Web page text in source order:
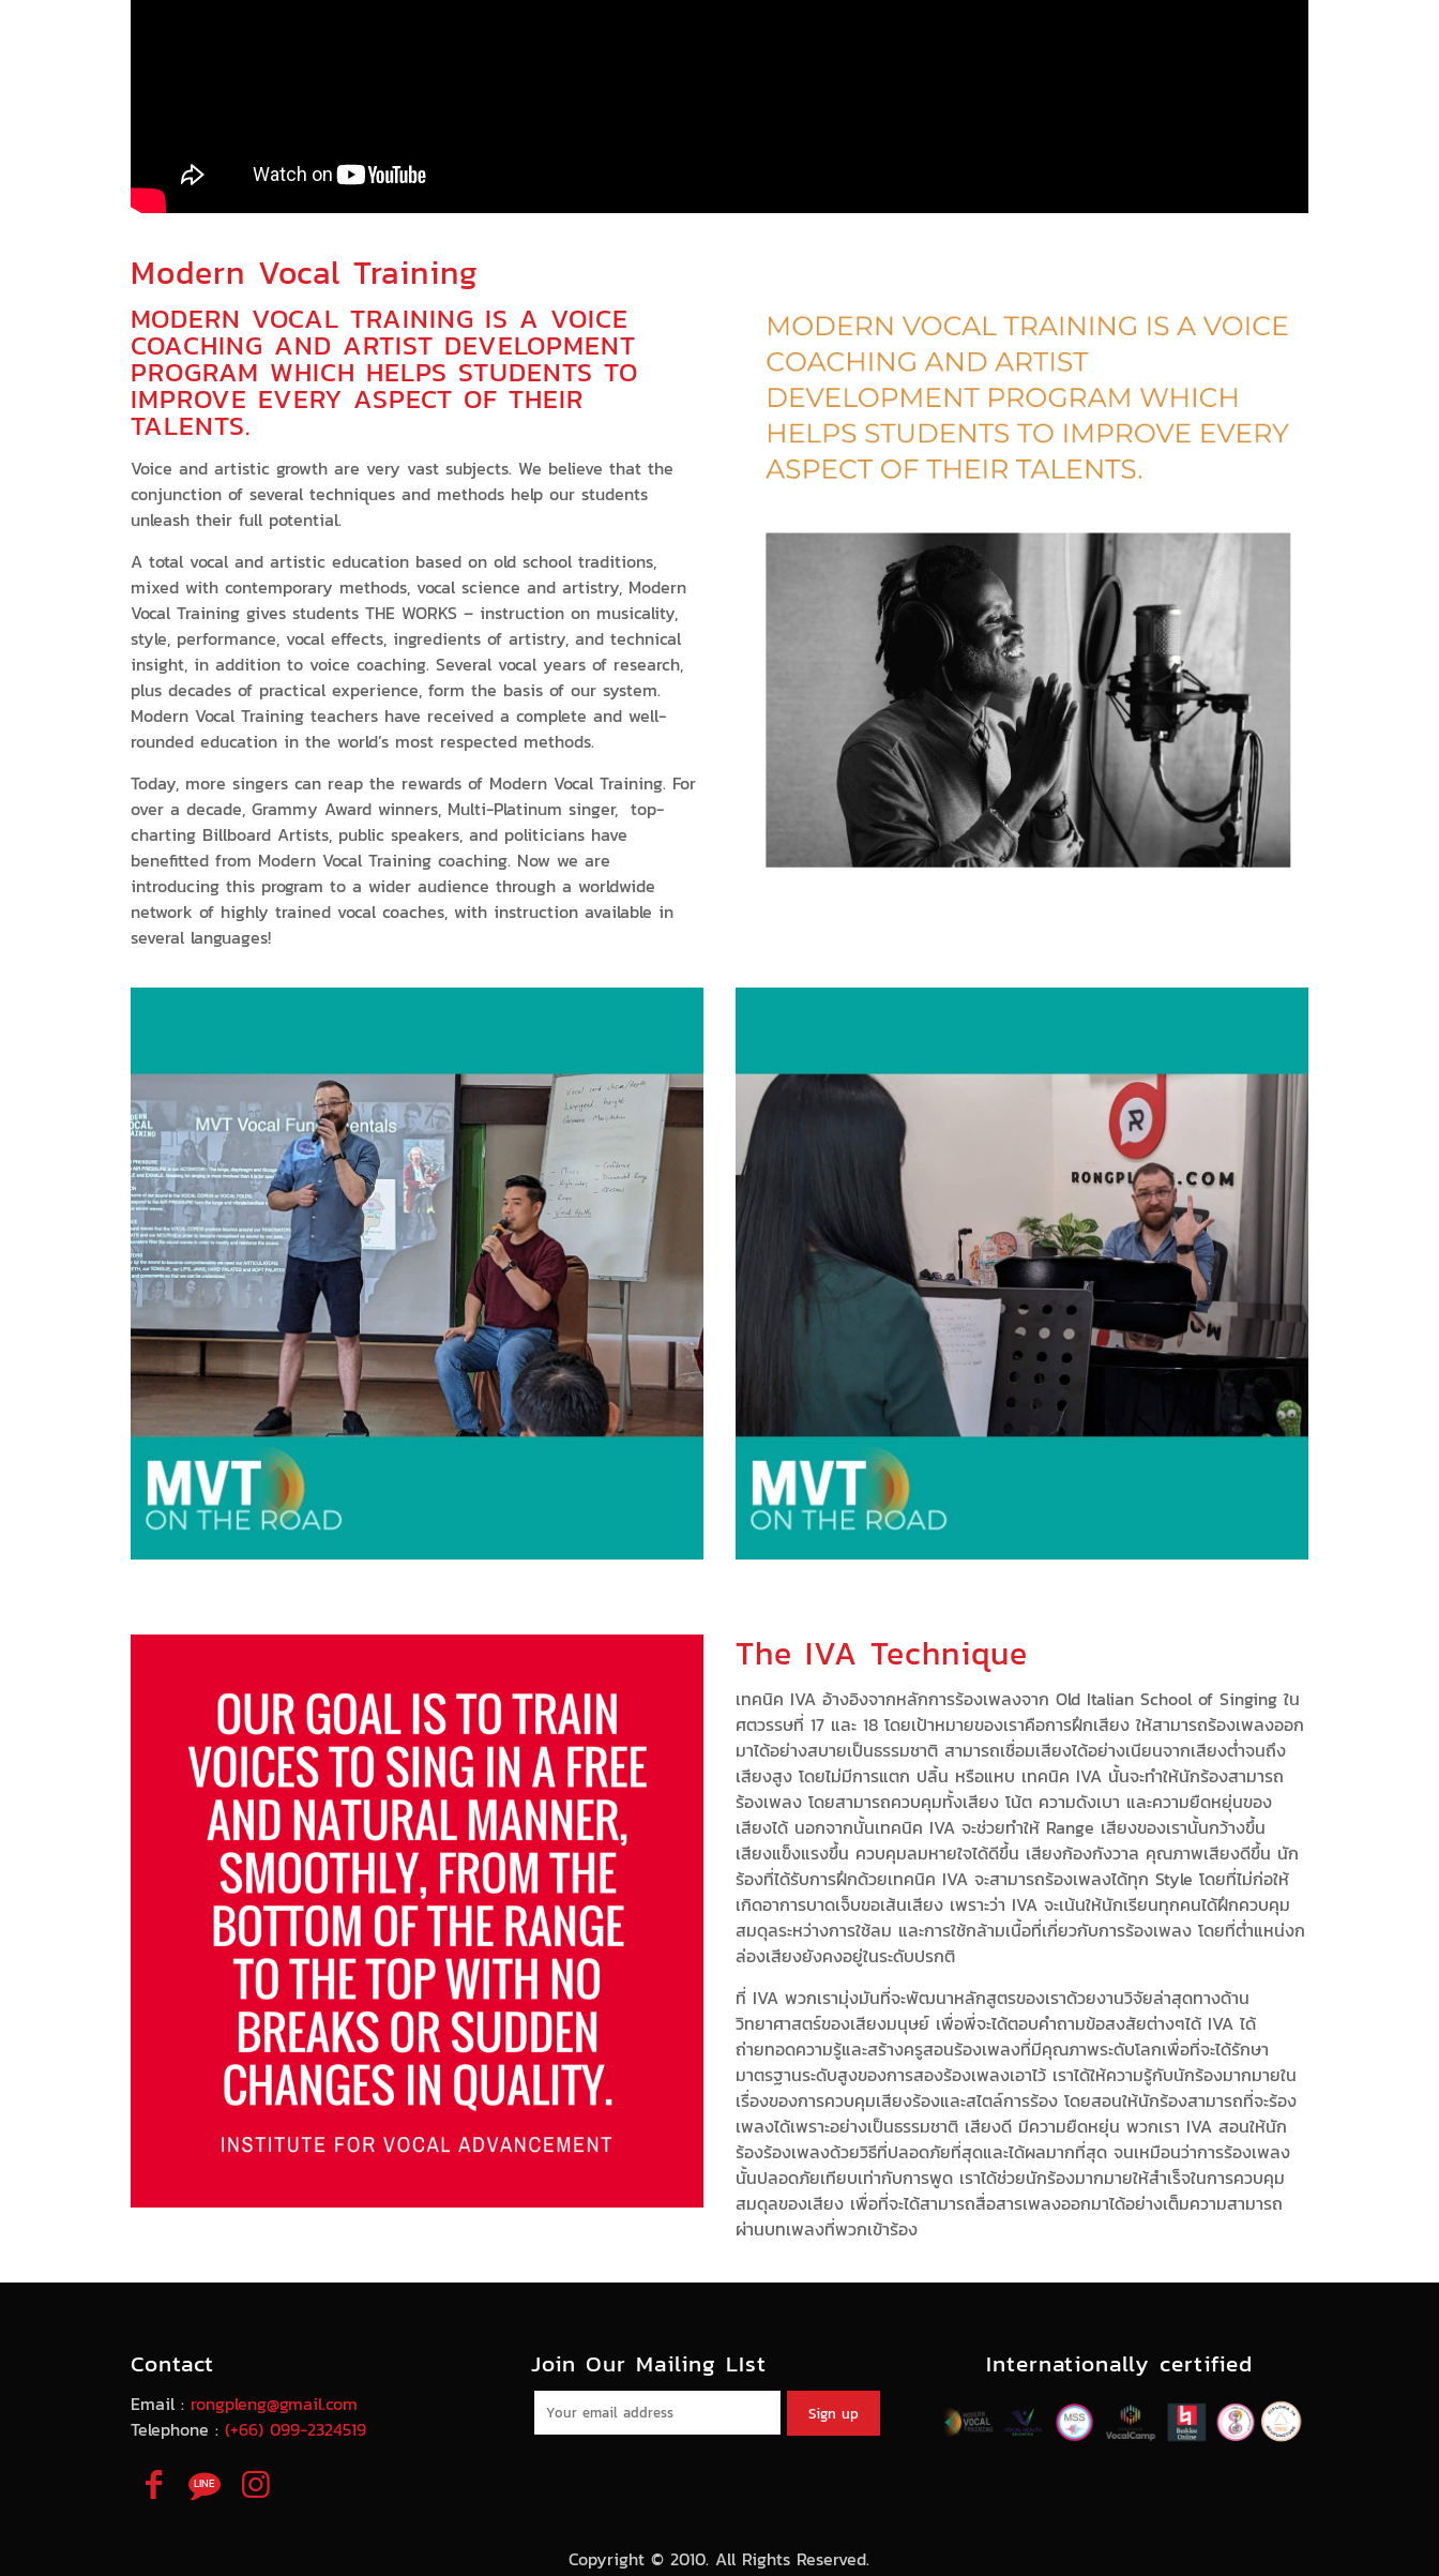
Modern Vocal Training
MODERN VOCAL TRAINING IS A VOICE
COACHING AND ARTIST DEVELOPMENT
PROGRAM WHICH HELPS STUDENTS TO
IMPROVE EVERY ASPECT OF THEIR
TALENTS.
Voice and artistic growth are very vast subjects. We believe that the
conjunction of several techniques and methods help our students
unleash their full potential.
A total vocal and artistic education based on old school traditions,
mixed with contemporary methods, vocal science and artistry, Modern
Vocal Training gives students THE WORKS – instruction on musicality,
style, performance, vocal effects, ingredients of artistry, and technical
insight, in addition to voice coaching. Several vocal years of research,
plus decades of practical experience, form the basis of our system.
Modern Vocal Training teachers have received a complete and well-
rounded education in the world’s most respected methods.
Today, more singers can reap the rewards of Modern Vocal Training. For
over a decade, Grammy Award winners, Multi-Platinum singer, top-
charting Billboard Artists, public speakers, and politicians have
benefitted from Modern Vocal Training coaching. Now we are
introducing this program to a wider audience through a worldwide
network of highly trained vocal coaches, with instruction available in
several languages!
The IVA Technique
เทคนิค IVA อ้างอิงจากหลักการร้องเพลงจาก Old Italian School of Singing ใน
ศตวรรษที่ 17 และ 18 โดยเป้าหมายของเราคือการฝึกเสียง ให้สามารถร้องเพลงออก
มาได้อย่างสบายเป็นธรรมชาติ สามารถเชื่อมเสียงได้อย่างเนียนจากเสียงต่ำจนถึง
เสียงสูง โดยไม่มีการแตก ปลิ้น หรือแหบ เทคนิค IVA นั้นจะทำให้นักร้องสามารถ
ร้องเพลง โดยสามารถควบคุมทั้งเสียง โน้ต ความดังเบา และความยืดหยุ่นของ
เสียงได้ นอกจากนั้นเทคนิค IVA จะช่วยทำให้ Range เสียงของเรานั้นกว้างขึ้น
เสียงแข็งแรงขึ้น ควบคุมลมหายใจได้ดีขึ้น เสียงก้องกังวาล คุณภาพเสียงดีขึ้น นัก
ร้องที่ได้รับการฝึกด้วยเทคนิค IVA จะสามารถร้องเพลงได้ทุก Style โดยที่ไม่ก่อให้
เกิดอาการบาดเจ็บขอเส้นเสียง เพราะว่า IVA จะเน้นให้นักเรียนทุกคนได้ฝึกควบคุม
สมดุลระหว่างการใช้ลม และการใช้กล้ามเนื้อที่เกี่ยวกับการร้องเพลง โดยที่ต่ำแหน่งก
ล่องเสียงยังคงอยู่ในระดับปรกติ
ที่ IVA พวกเรามุ่งมันที่จะพัฒนาหลักสูตรของเราด้วยงานวิจัยล่าสุดทางด้าน
วิทยาศาสตร์ของเสียงมนุษย์ เพื่อพี่จะได้ตอบคำถามข้อสงสัยต่างๆได้ IVA ได้
ถ่ายทอดความรู้และสร้างครูสอนร้องเพลงที่มีคุณภาพระดับโลกเพื่อที่จะได้รักษา
มาตรฐานระดับสูงของการสองร้องเพลงเอาไว้ เราได้ให้ความรู้กับนักร้องมากมายใน
เรื่องของการควบคุมเสียงร้องและสไตล์การร้อง โดยสอนให้นักร้องสามารถที่จะร้อง
เพลงได้เพราะอย่างเป็นธรรมชาติ เสียงดี มีความยืดหยุ่น พวกเรา IVA สอนให้นัก
ร้องร้องเพลงด้วยวิธีที่ปลอดภัยที่สุดและได้ผลมากที่สุด จนเหมือนว่าการร้องเพลง
นั้นปลอดภัยเทียบเท่ากับการพูด เราได้ช่วยนักร้องมากมายให้สำเร็จในการควบคุม
สมดุลของเสียง เพื่อที่จะได้สามารถสื่อสารเพลงออกมาได้อย่างเต็มความสามารถ
ผ่านบทเพลงที่พวกเข้าร้อง
Contact
Email : rongpleng@gmail.com
Telephone :(+66) 099-2324519
Join Our Mailing LIst Internationally certified
Copyright © 2010. All Rights Reserved.